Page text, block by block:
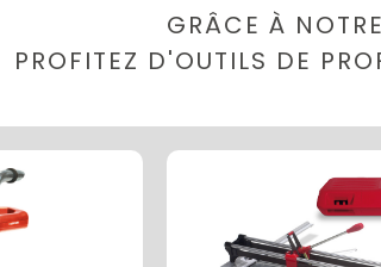
GRÂCE À
PROFITEZ D'OUTILS DE